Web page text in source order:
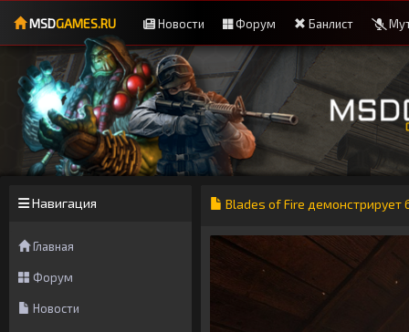
MSDGAMES.RU Новости Форум Банлист
Навигация
Главная
Форум
Новости
Blades of Fire демонстрирует